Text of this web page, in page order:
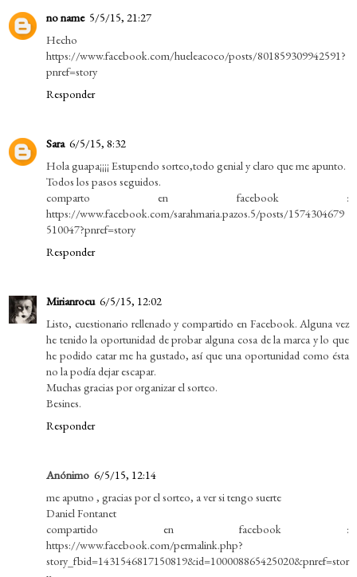
no name 5/5/15, 21:27
Hecho
https://www.facebook.com/hueleacoco/posts/801859309942591?
pnref=story
Responder
Sara 6/5/15, 8:32
Hola guapa¡¡¡¡ Estupendo sorteo,todo genial y claro que me apunto.
Todos los pasos seguidos.
comparto en facebook :
https://www.facebook.com/sarahmaria.pazos.5/posts/1574304679
510047?pnref=story
Responder
Mirianrocu 6/5/15, 12:02
Listo, cuestionario rellenado y compartido en Facebook. Alguna vez
he tenido la oportunidad de probar alguna cosa de la marca y lo que
he podido catar me ha gustado, así que una oportunidad como ésta
no la podía dejar escapar.
Muchas gracias por organizar el sorteo.
Besines.
Responder
Anónimo 6/5/15, 12:14
me aputno , gracias por el sorteo, a ver si tengo suerte
Daniel Fontanet
compartido en facebook :
https://www.facebook.com/permalink.php?
story_fbid=1431546817150819&id=100008865425020&pnref=stor